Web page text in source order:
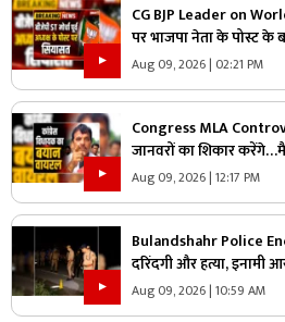
CG BJP Leader on
पर भाजपा नेता के पोस्ट के
जानिए ऐसा क्या कह दिया
Aug 09, 2026 | 02:21 PM
Congress MLA
जानवरों का शिकार
ने दिया विवादित बयान,
Aug 09, 2026 | 12:17 PM
Bulandshahr Police
दरिंदगी और हत्या, इनामी
पुलिसकर्मी भी घायल
Aug 09, 2026 | 10:59 AM